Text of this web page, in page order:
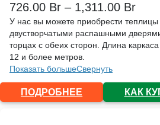
726.00 Br – 1,311.00 Br
У нас вы можете приобрести теплицы
двустворчатыми распашными
торцах с обеих сторон. Длина
12 и более метров.
Показать большеСвернуть
ПОДРОБНЕЕ КАК